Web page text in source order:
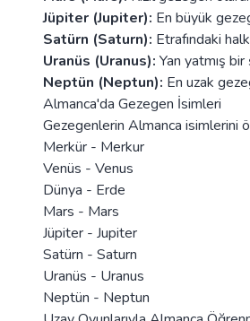
Jüpiter (Jupiter): En büyük
Satürn (Saturn): Etrafındaki
Uranüs (Uranus): Yan yatmış
Neptün (Neptun): En uzak
Almanca'da Gezegen İsimleri
Gezegenlerin Almanca isimlerini
Merkür - Merkur
Venüs - Venus
Dünya - Erde
Mars - Mars
Jüpiter - Jupiter
Satürn - Saturn
Uranüs - Uranus
Neptün - Neptun